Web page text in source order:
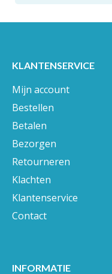
KLANTENSERVICE
Mijn account
Bestellen
Betalen
Bezorgen
Retourneren
Klachten
Klantenservice
Contact
INFORMATIE